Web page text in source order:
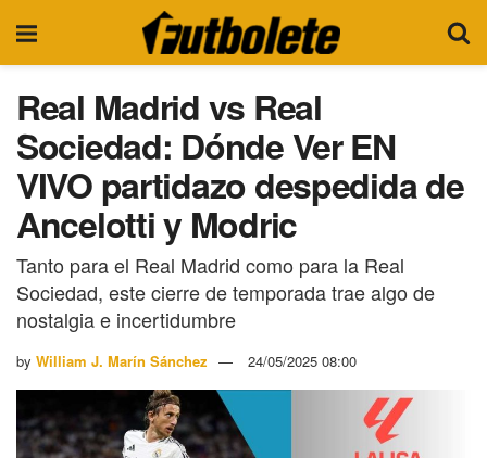
Real Madrid vs Real
Sociedad: Dónde Ver EN
VIVO partidazo despedida de
Ancelotti y Modric
Tanto para el Real Madrid como para la Real
Sociedad, este cierre de temporada trae algo de
nostalgia e incertidumbre
by William J. Marín Sánchez 24/05/2025 08:00